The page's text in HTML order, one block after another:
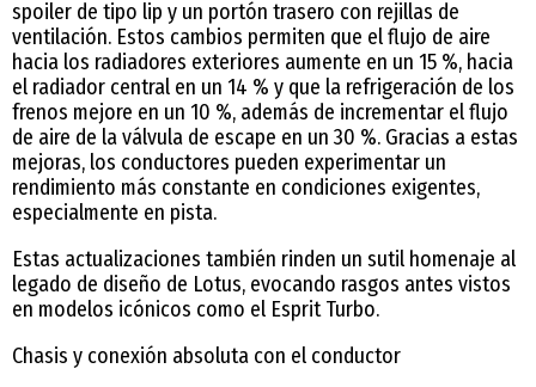
spoiler de tipo lip y un portón trasero con rejillas de
ventilación. Estos cambios permiten que el flujo de aire
hacia los radiadores exteriores aumente en un 15 %, hacia
el radiador central en un 14 % y que la refrigeración de los
frenos mejore en un 10 %, además de incrementar el flujo
de aire de la válvula de escape en un 30 %. Gracias a estas
mejoras, los conductores pueden experimentar un
rendimiento más constante en condiciones exigentes,
especialmente en pista.
Estas actualizaciones también rinden un sutil homenaje al
legado de diseño de Lotus, evocando rasgos antes vistos
en modelos icónicos como el Esprit Turbo.
Chasis y conexión absoluta con el conductor